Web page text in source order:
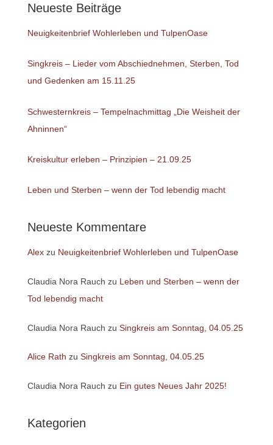
Neueste Beiträge
Neuigkeitenbrief Wohlerleben und TulpenOase
Singkreis – Lieder vom Abschiednehmen, Sterben, Tod
und Gedenken am 15.11.25
Schwesternkreis – Tempelnachmittag „Die Weisheit der
Ahninnen“
Kreiskultur erleben – Prinzipien – 21.09.25
Leben und Sterben – wenn der Tod lebendig macht
Neueste Kommentare
Alexzu Neuigkeitenbrief Wohlerleben und TulpenOase
Claudia Nora Rauch zu Leben und Sterben – wenn der
Tod lebendig macht
Claudia Nora Rauch zu Singkreis am Sonntag, 04.05.25
Alice Rath zu Singkreis am Sonntag, 04.05.25
Claudia Nora Rauch zu Ein gutes Neues Jahr 2025!
Kategorien